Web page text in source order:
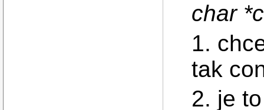
char
1.
tak
2. je